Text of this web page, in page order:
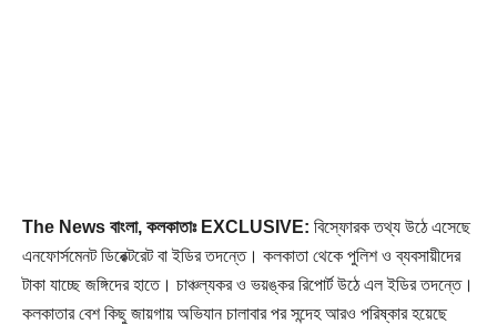
The News বাংলা, কলকাতাঃ EXCLUSIVE: বিস্ফোরক তথ্য উঠে এসেছে
এনফোর্সমেনট ডিরেক্টরেট বা ইডির তদন্তে। কলকাতা থেকে পুলিশ ও ব্যবসায়ীদের
টাকা যাচ্ছে জঙ্গিদের হাতে। চাঞ্চল্যকর ও ভয়ঙ্কর রিপোর্ট উঠে এল ইডির তদন্তে।
কলকাতার বেশ কিছু জায়গায় অভিযান চালাবার পর সন্দেহ আরও পরিষ্কার হয়েছে